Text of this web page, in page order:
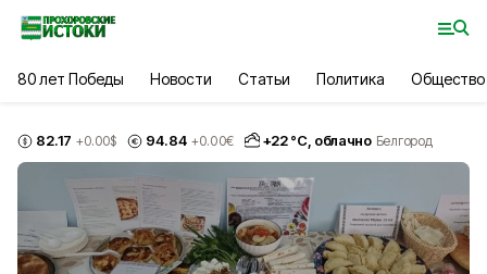
80 лет Победы Новости Статьи Политика Общество
82.17 +0.00$ 94.84 +0.00€ +22°С, облачно Белгород